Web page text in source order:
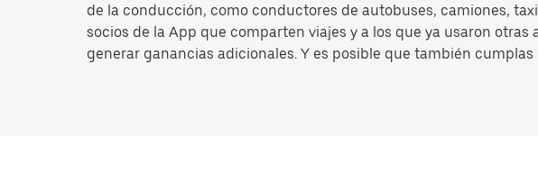
de la conducción, como conductores de autobuses, camiones,
socios de la App que comparten viajes y a los que ya usaron
generar ganancias adicionales. Y es posible que también